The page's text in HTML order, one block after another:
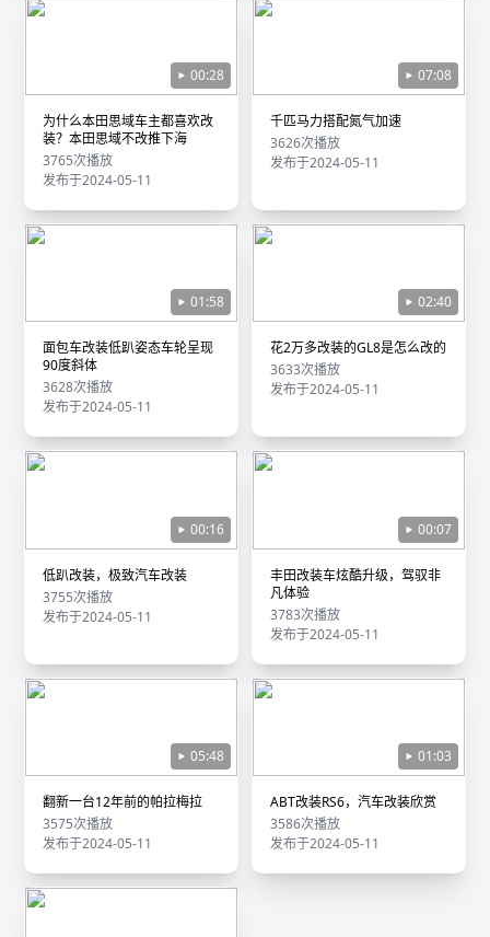
00:28
为什么本田思域车主都喜欢改
装？本田思域不改推下海
3765次播放
发布于2024-05-11
07:08
千匹马力搭配氮气加速
3626次播放
发布于2024-05-11
01:58
面包车改装低趴姿态车轮呈现
90度斜体
3628次播放
发布于2024-05-11
02:40
花2万多改装的GL8是怎么改的
3633次播放
发布于2024-05-11
00:16
低趴改装，极致汽车改装
3755次播放
发布于2024-05-11
00:07
丰田改装车炫酷升级，驾驭非
凡体验
3783次播放
发布于2024-05-11
05:48
翻新一台12年前的帕拉梅拉
3575次播放
发布于2024-05-11
01:03
ABT改装RS6，汽车改装欣赏
3586次播放
发布于2024-05-11